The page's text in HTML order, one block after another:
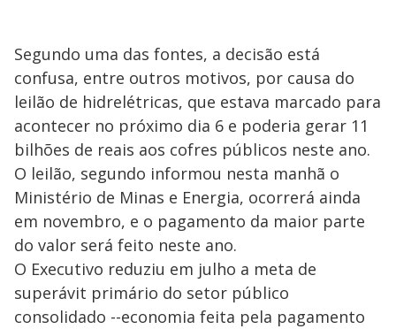
Segundo uma das fontes, a decisão está
confusa, entre outros motivos, por causa do
leilão de hidrelétricas, que estava marcado para
acontecer no próximo dia 6 e poderia gerar 11
bilhões de reais aos cofres públicos neste ano.
O leilão, segundo informou nesta manhã o
Ministério de Minas e Energia, ocorrerá ainda
em novembro, e o pagamento da maior parte
do valor será feito neste ano.
O Executivo reduziu em julho a meta de
superávit primário do setor público
consolidado --economia feita pela pagamento